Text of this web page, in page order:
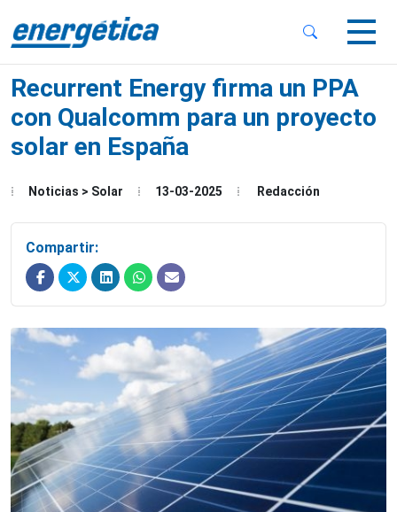
Menu
Recurrent Energy firma un PPA
con Qualcomm para un proyecto
solar en España
Noticias > Solar 13-03-2025 Redacción
Compartir: